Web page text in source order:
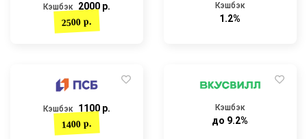
Кэшбэк 2000 р.
2500 р.
Кэшбэк
1.2%
Кэшбэк 1100 р.
1400 р.
Кэшбэк
до 9.2%